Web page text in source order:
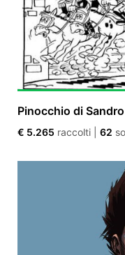
Pinocchio di
€ 5.265 raccolti 62